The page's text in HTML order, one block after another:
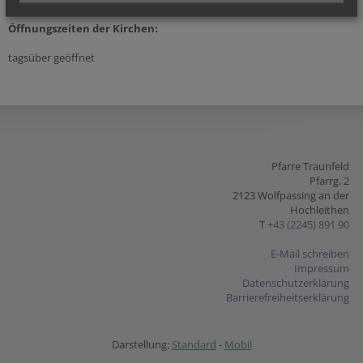
Öffnungszeiten der Kirchen:
tagsüber geöffnet
Pfarre Traunfeld
Pfarrg. 2
2123 Wolfpassing an der
Hochleithen
T +43 (2245) 891 90
E-Mail schreiben
Impressum
Datenschutzerklärung
Barrierefreiheitserklärung
Darstellung: Standard - Mobil